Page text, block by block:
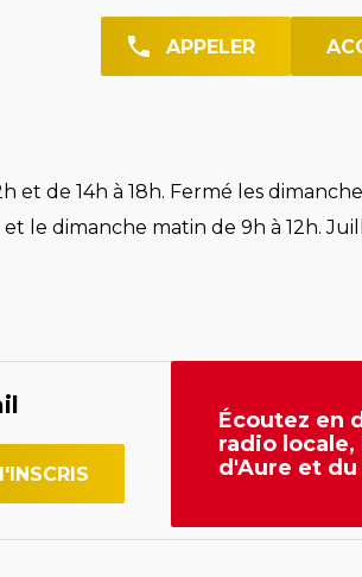
APPELER
et de 14h à 18h. Fermé les
et le dimanche matin de 9h à 12h.
Écoutez en
radio locale,
d'Aure et du